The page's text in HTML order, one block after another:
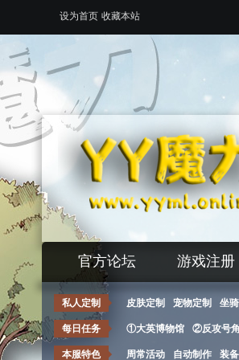
设为首页 收藏本站
官方论坛 游戏注册
私人定制 皮肤定制 宠物定制 坐
每日任务 ①大英博物馆 ②反攻号角
本服特色 周常活动 自动制作 装